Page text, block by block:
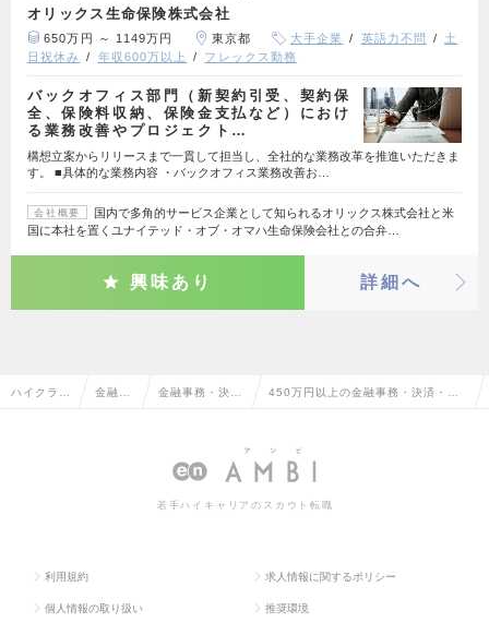
オリックス生命保険株式会社
650万円 ～ 1149万円 東京都 大手企業 英語力不問
土
日祝休み
年収600万以上 フレックス勤務
バックオフィス部門（新契約引受、契約保
全、保険料収納、保険金支払など）におけ
る業務改善やプロジェクト…
構想立案からリリースまで一貫して担当し、全社的な業務改革を推進いただきま
す。 ■具体的な業務内容 ・バックオフィス業務改善お…
会社概要
国内で多角的サービス企業として知られるオリックス株式会社と米
国に本社を置くユナイテッド・オブ・オマハ生命保険会社との合弁…
興味あり 詳細へ
ハイクラス 金融系 金融事務・決 450万円以上の金融事務・決済・計
若手ハイキャリアのスカウト転職
利用規約 求人情報に関するポリシー
個人情報の取り扱い 推奨環境